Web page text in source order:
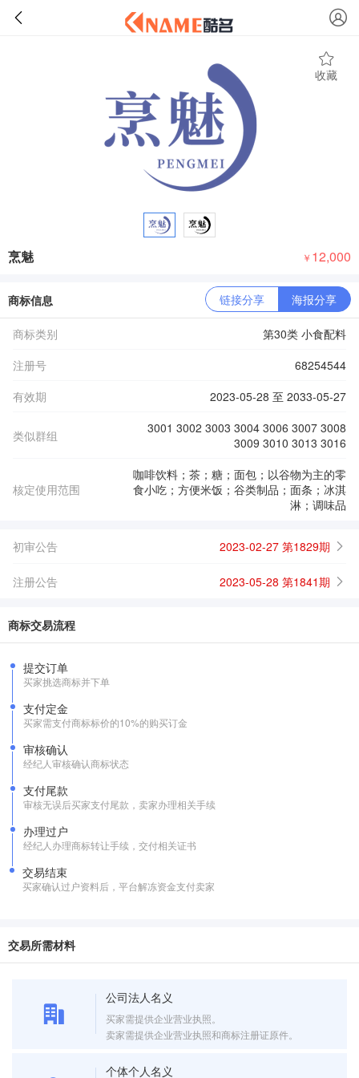
收藏
烹魅 ￥ 12,000
商标信息 链接分享 海报分享
商标类别
第30类 小食配料
注册号
68254544
有效期
2023-05-28 至 2033-05-27
类似群组
3001 3002 3003 3004 3006 3007 3008
3009 3010 3013 3016
核定使用范围
咖啡饮料；茶；糖；面包；以谷物为主的零
食小吃；方便米饭；谷类制品；面条；冰淇
淋；调味品
初审公告 2023-02-27 第1829期
注册公告 2023-05-28 第1841期
商标交易流程
提交订单
买家挑选商标并下单
支付定金
买家需支付商标标价的10%的购买订金
审核确认
经纪人审核确认商标状态
支付尾款
审核无误后买家支付尾款，卖家办理相关手续
办理过户
经纪人办理商标转让手续，交付相关证书
交易结束
买家确认过户资料后，平台解冻资金支付卖家
交易所需材料
公司法人名义
买家需提供企业营业执照。
卖家需提供企业营业执照和商标注册证原件。
个体个人名义